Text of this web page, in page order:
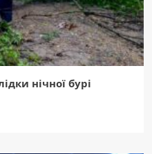
нічної бурі